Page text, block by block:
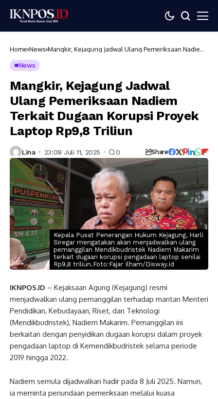
Home News Mangkir, Kejagung Jadwal Ulang Pemeriksaan Nadiem
News
Mangkir, Kejagung Jadwal
Ulang Pemeriksaan Nadiem
Terkait Dugaan Korupsi Proyek
Laptop Rp9,8 Triliun
Lina 23:09 Juli 11, 2025 0 Share
Kepala Pusat Penerangan Hukum Kejagung, Harli
Siregar mengatakan akan menjadwalkan ulang
pemanggilan Mendikbudristek Nadiem Makarim
terkait dugaan korupsi pengadaan laptop senilai
Rp9,8 triliun.Foto:Fajar Ilham/Disway.id
IKNPOS.ID – Kejaksaan Agung (Kejagung) resmi
menjadwalkan ulang pemanggilan terhadap mantan Menteri
Pendidikan, Kebudayaan, Riset, dan Teknologi
(Mendikbudristek), Nadiem Makarim. Pemanggilan ini
berkaitan dengan penyidikan dugaan korupsi dalam proyek
pengadaan laptop di Kemendikbudristek selama periode
2019 hingga 2022.
Nadiem semula dijadwalkan hadir pada 8 Juli 2025. Namun,
ia meminta penundaan pemeriksaan melalui kuasa